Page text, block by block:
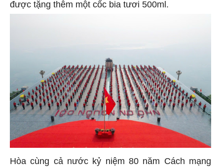
được tặng thêm một cốc bia tươi 500ml.
Hòa cùng cả nước kỷ niệm 80 năm Cách mạng